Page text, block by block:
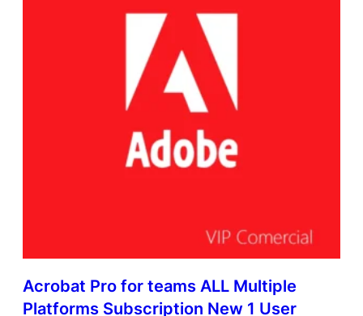
Acrobat Pro for teams ALL Multiple
Platforms Subscription New 1 User